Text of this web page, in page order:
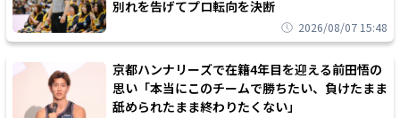
別れを告げてプロ転向を決断
2026/08/07 15:48
京都ハンナリーズで在籍4年目を迎える前田悟の
思い「本当にこのチームで勝ちたい、負けたまま
舐められたまま終わりたくない」